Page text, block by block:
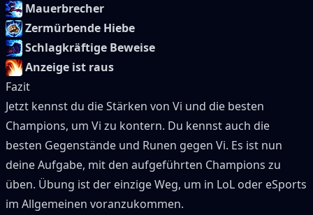
Mauerbrecher
Zermürbende Hiebe
Schlagkräftige Beweise
Anzeige ist raus
Fazit
Jetzt kennst du die Stärken von Vi und die besten
Champions, um Vi zu kontern. Du kennst auch die
besten Gegenstände und Runen gegen Vi. Es ist nun
deine Aufgabe, mit den aufgeführten Champions zu
üben. Übung ist der einzige Weg, um in LoL oder eSports
im Allgemeinen voranzukommen.